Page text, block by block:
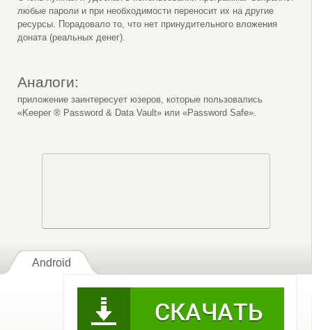
любые пароли и при необходимости переносит их на другие
ресурсы. Порадовало то, что нет принудительного вложения
доната (реальных денег).
Аналоги:
приложение заинтересует юзеров, которые пользовались
«Keeper ® Password & Data Vault» или «Password Safe».
Android